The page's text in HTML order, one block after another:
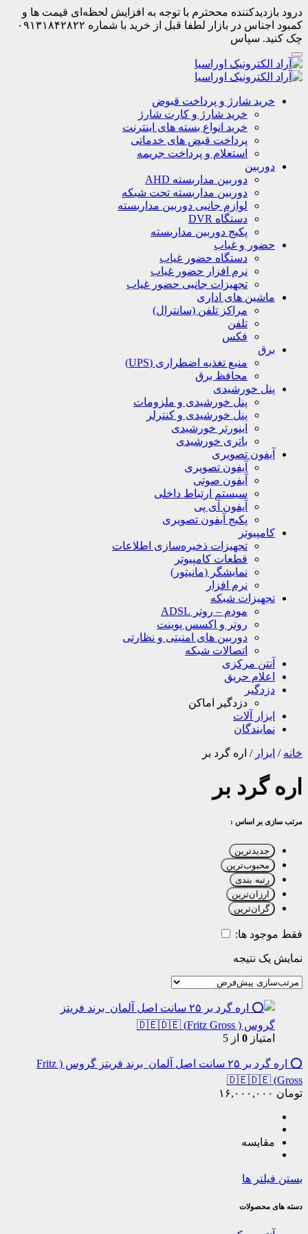
درود بازدیدکننده مححترم با توجه به افزایش لحظه‌ای قیمت ها و
کمبود اجناس در بازار لطفا قبل از خرید با شماره ۰۹۱۳۱۸۴۲۸۲۲
چک کنید. سپاس
خرید شارژ و پرداخت قبوض
خرید شارژ و کارت شارژ
خرید انواع بسته های اینترنت
پرداخت قبض های خدماتی
استعلام و پرداخت جریمه
دوربین
دوربین مداربسته AHD
دوربین مداربسته تحت شبکه
لوازم جانبی دوربین مداربسته
دستگاه DVR
پکیج دوربین مداربسته
حضور و غیاب
دستگاه حضور غیاب
نرم افزار حضور غیاب
تجهیزات جانبی حضور غیاب
ماشین های اداری
مراکز تلفن (سانترال)
تلفن
فکس
برق
منبع تغذیه اضطراری (UPS)
محافظ برق
پنل خورشیدی
پنل خورشیدی و ملزومات
پنل خورشیدی و کنترلر
اینورتر خورشیدی
باتری خورشیدی
آیفون تصویری
آیفون تصویری
آیفون صوتی
سیستم ارتباط داخلی
آیفون آی پی
پکیج آیفون تصویری
کامپیوتر
تجهیزات ذخیره‌سازی اطلاعات
قطعات کامپیوتر
نمایشگر (مانیتور)
نرم افزار
تجهیزات شبکه
مودم – روتر ADSL
روتر و اکسس پوینت
دوربین های امنیتی و نظارتی
اتصالات شبکه
آنتن مرکزی
اعلام حریق
دزدگیر
دزدگیر اماکن
ابزار آلات
نمایندگان
خانه / ابزار / اره گرد بر
اره گرد بر
مرتب سازی بر اساس :
جدیدترین
محبوب‌ترین
رتبه بندی
ارزان‌ترین
گران‌ترین
فقط موجود ها:
نمایش یک نتیجه
امتیاز 0 از 5
⭕️ اره گرد بر ۲۵ سانت اصل آلمان برند فریتز گروس ( Fritz
Gross) 🇩🇪🇩🇪
تومان
مقایسه
بستن فیلتر ها
دسته های محصولات